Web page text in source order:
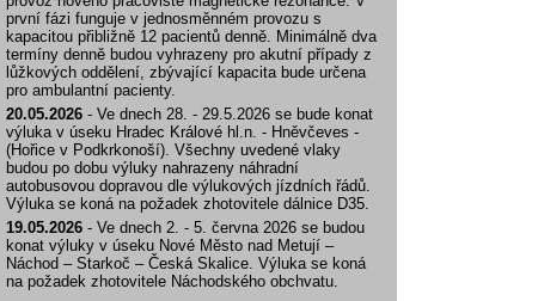
první fázi funguje v jednosměnném provozu s
kapacitou přibližně 12 pacientů denně. Minimálně dva
termíny denně budou vyhrazeny pro akutní případy z
lůžkových oddělení, zbývající kapacita bude určena
pro ambulantní pacienty.
20.05.2026 - Ve dnech 28. - 29.5.2026 se bude konat
výluka v úseku Hradec Králové hl.n. - Hněvčeves -
(Hořice v Podkrkonoší). Všechny uvedené vlaky
budou po dobu výluky nahrazeny náhradní
autobusovou dopravou dle výlukových jízdních řádů.
Výluka se koná na požadek zhotovitele dálnice D35.
19.05.2026 - Ve dnech 2. - 5. června 2026 se budou
konat výluky v úseku Nové Město nad Metují –
Náchod – Starkoč – Česká Skalice. Výluka se koná
na požadek zhotovitele Náchodského obchvatu.